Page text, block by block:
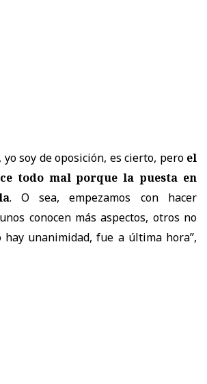
yo soy de oposición, es cierto, pero el
todo mal porque la puesta en
. O sea, empezamos con hacer
conocen más aspectos, otros no
hay unanimidad, fue a última hora”,